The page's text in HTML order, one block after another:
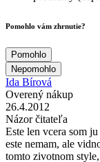
Pomohlo vám zhrnutie?
Pomohlo
Nepomohlo
Ida Bírová
Overený nákup
26.4.2012
Názor čitateľa
Este len vcera som
este nemam, ale
tomto zivotnom